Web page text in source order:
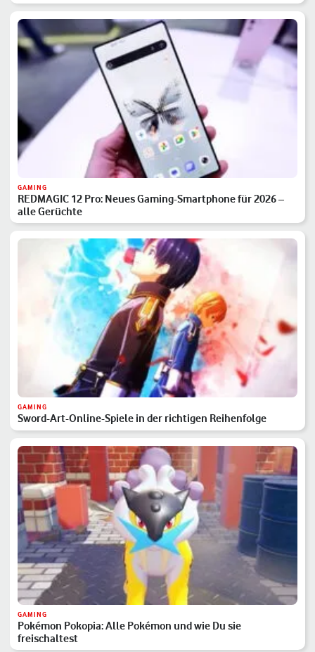
GAMING
REDMAGIC 12 Pro: Neues Gaming-Smartphone für 2026 –
alle Gerüchte
GAMING
Sword-Art-Online-Spiele in der richtigen Reihenfolge
GAMING
Pokémon Pokopia: Alle Pokémon und wie Du sie
freischaltest